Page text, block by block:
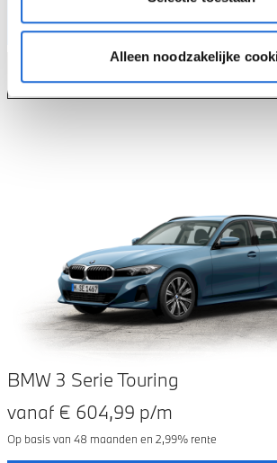
Alleen noodzakelijke
Offerte aanvragen
BMW 3 Serie Touring
vanaf € 604,99 p/m
Op basis van 48maanden en 2,99% rente